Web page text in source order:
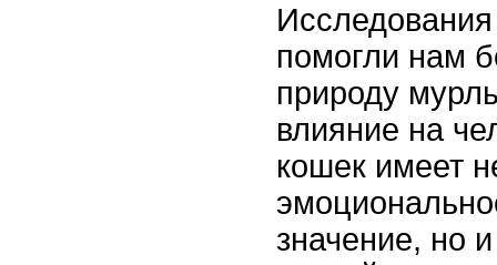
помогли нам
природу
влияние на
кошек имеет
значение, но